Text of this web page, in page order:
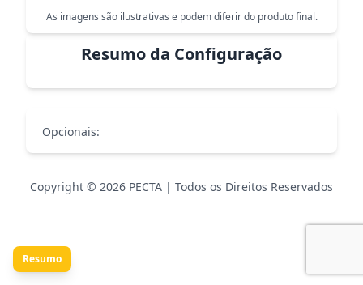
As imagens são ilustrativas e podem diferir do produto final.
Resumo da Configuração
Opcionais:
Resumo
Copyright © 2026 PECTA | Todos os Direitos Reservados